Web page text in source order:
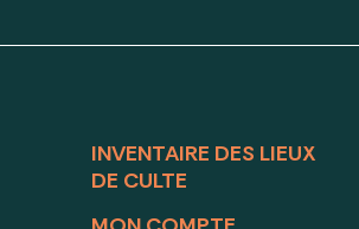
INVENTAIRE DES LIEUX
DE CULTE